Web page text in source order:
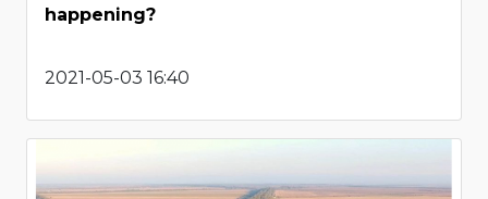
happening?
2021-05-03 16:40